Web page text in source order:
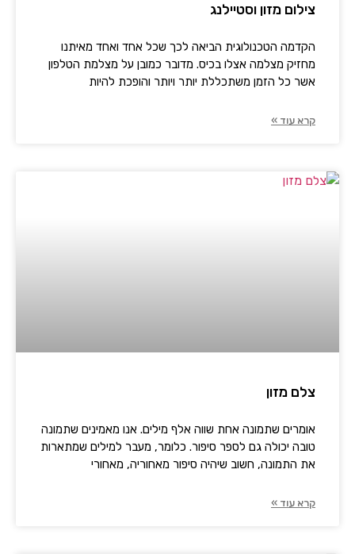
צילום מזון וסטיילנג
הקדמה הטכנולוגית הביאה לכך שכל אחד ואחד מאיתנו
מחזיק מצלמה אצלו בכיס. מדובר כמובן על מצלמת הטלפון
אשר כל הזמן משתכללת יותר ויותר והופכת להיות
קרא עוד »
צלם מזון
אומרים שתמונה אחת שווה אלף מילים. אנו מאמינים שתמונה
טובה יכולה גם לספר סיפור. כלומר, מעבר למילים שמתארות
את התמונה, חשוב שיהיה סיפור מאחוריה, מאחורי
קרא עוד »